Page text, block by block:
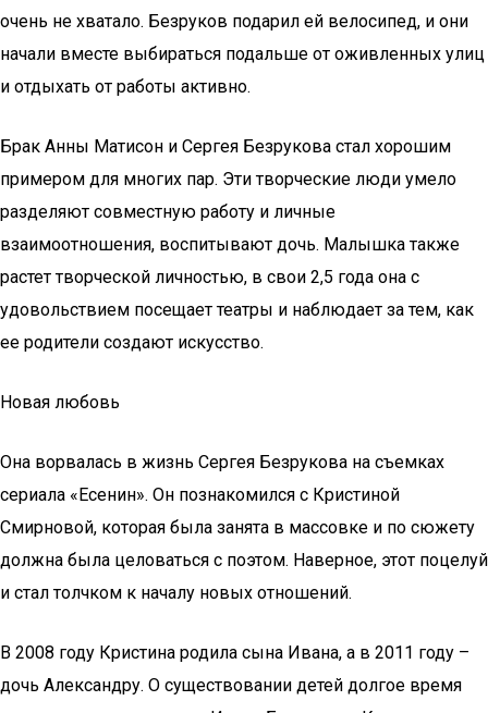
очень не хватало. Безруков подарил ей велосипед, и они
начали вместе выбираться подальше от оживленных улиц
и отдыхать от работы активно.
Брак Анны Матисон и Сергея Безрукова стал хорошим
примером для многих пар. Эти творческие люди умело
разделяют совместную работу и личные
взаимоотношения, воспитывают дочь. Малышка также
растет творческой личностью, в свои 2,5 года она с
удовольствием посещает театры и наблюдает за тем, как
ее родители создают искусство.
Новая любовь
Она ворвалась в жизнь Сергея Безрукова на съемках
сериала «Есенин». Он познакомился с Кристиной
Смирновой, которая была занята в массовке и по сюжету
должна была целоваться с поэтом. Наверное, этот поцелуй
и стал толчком к началу новых отношений.
В 2008 году Кристина родила сына Ивана, а в 2011 году –
дочь Александру. О существовании детей долгое время